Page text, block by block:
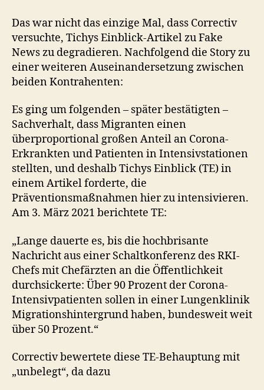
Das war nicht das einzige Mal, dass Correctiv
versuchte, Tichys Einblick-Artikel zu Fake
News zu degradieren. Nachfolgend die Story zu
einer weiteren Auseinandersetzung zwischen
beiden Kontrahenten:
Es ging um folgenden ­– später bestätigten –
Sachverhalt, dass Migranten einen
überproportional großen Anteil an Corona-
Erkrankten und Patienten in Intensivstationen
stellten, und deshalb Tichys Einblick (TE) in
einem Artikel forderte, die
Präventionsmaßnahmen hier zu intensivieren.
Am 3. März 2021 berichtete TE:
„Lange dauerte es, bis die hochbrisante
Nachricht aus einer Schaltkonferenz des RKI-
Chefs mit Chefärzten an die Öffentlichkeit
durchsickerte: Über 90 Prozent der Corona-
Intensivpatienten sollen in einer Lungenklinik
Migrationshintergrund haben, bundesweit weit
über 50 Prozent.“
Correctiv bewertete diese TE-Behauptung mit
„unbelegt“, da dazu